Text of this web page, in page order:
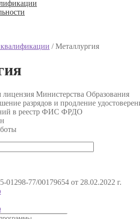
/Металлургия
лицензия Министерства Образования
разрядов и продление
в реестр ФИС ФРДО
01298-77/00179654 от 28.02.2022 г.